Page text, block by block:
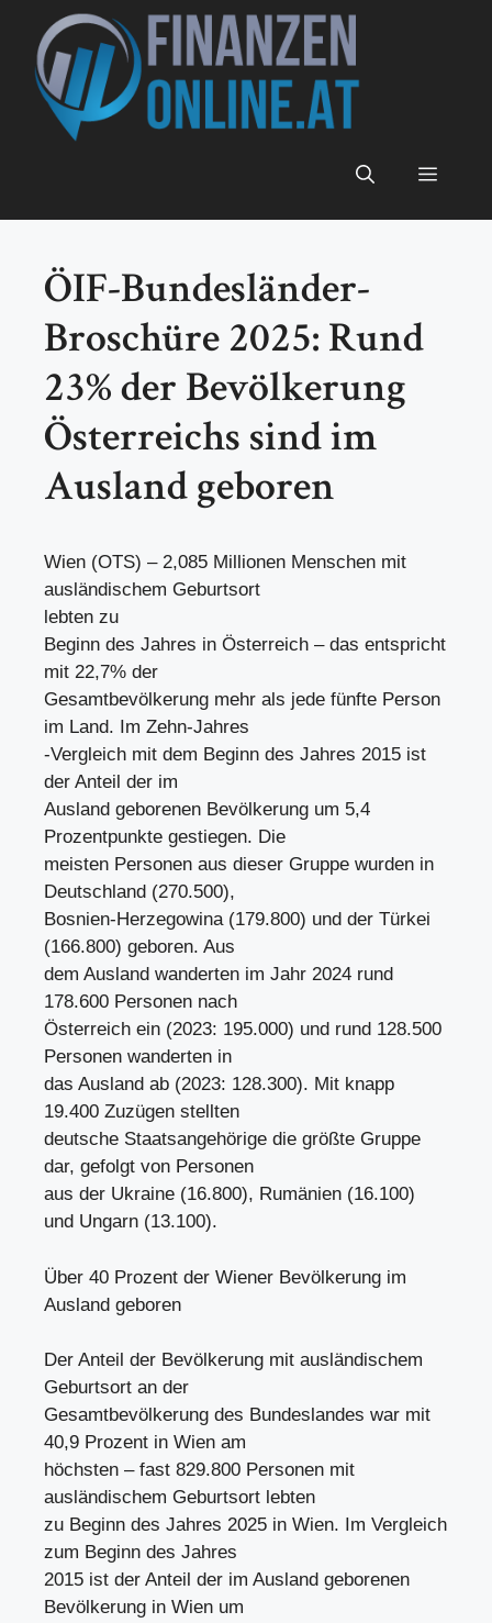
Inhalt
springen
Menü
ÖIF-Bundesländer-
Broschüre 2025: Rund
23% der Bevölkerung
Österreichs sind im
Ausland geboren
Wien (OTS) – 2,085 Millionen Menschen mit
ausländischem Geburtsort
lebten zu
Beginn des Jahres in Österreich – das entspricht
mit 22,7% der
Gesamtbevölkerung mehr als jede fünfte Person
im Land. Im Zehn-Jahres
-Vergleich mit dem Beginn des Jahres 2015 ist
der Anteil der im
Ausland geborenen Bevölkerung um 5,4
Prozentpunkte gestiegen. Die
meisten Personen aus dieser Gruppe wurden in
Deutschland (270.500),
Bosnien-Herzegowina (179.800) und der Türkei
(166.800) geboren. Aus
dem Ausland wanderten im Jahr 2024 rund
178.600 Personen nach
Österreich ein (2023: 195.000) und rund 128.500
Personen wanderten in
das Ausland ab (2023: 128.300). Mit knapp
19.400 Zuzügen stellten
deutsche Staatsangehörige die größte Gruppe
dar, gefolgt von Personen
aus der Ukraine (16.800), Rumänien (16.100)
und Ungarn (13.100).
Über 40 Prozent der Wiener Bevölkerung im
Ausland geboren
Der Anteil der Bevölkerung mit ausländischem
Geburtsort an der
Gesamtbevölkerung des Bundeslandes war mit
40,9 Prozent in Wien am
höchsten – fast 829.800 Personen mit
ausländischem Geburtsort lebten
zu Beginn des Jahres 2025 in Wien. Im Vergleich
zum Beginn des Jahres
2015 ist der Anteil der im Ausland geborenen
Bevölkerung in Wien um